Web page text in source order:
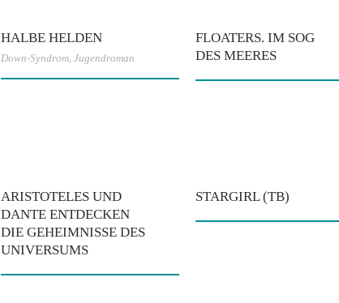
HALBE HELDEN
Down-Syndrom, Jugendroman
FLOATERS. IM SOG
DES MEERES
ARISTOTELES UND
DANTE ENTDECKEN
DIE GEHEIMNISSE DES
UNIVERSUMS
STARGIRL (TB)